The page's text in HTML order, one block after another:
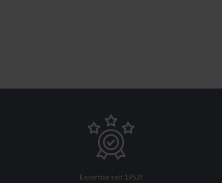
Expertise seit 1952!